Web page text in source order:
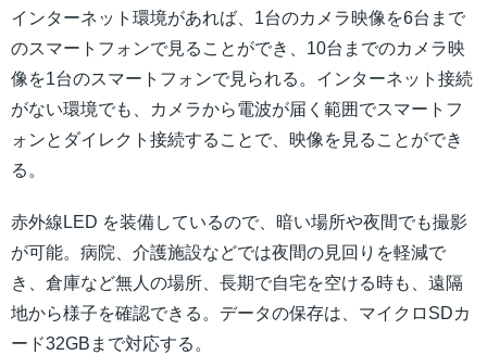
インターネット環境があれば、1台のカメラ映像を6台まで
のスマートフォンで見ることができ、10台までのカメラ映
像を1台のスマートフォンで見られる。インターネット接続
がない環境でも、カメラから電波が届く範囲でスマートフ
ォンとダイレクト接続することで、映像を見ることができ
る。
赤外線LED を装備しているので、暗い場所や夜間でも撮影
が可能。病院、介護施設などでは夜間の見回りを軽減で
き、倉庫など無人の場所、長期で自宅を空ける時も、遠隔
地から様子を確認できる。データの保存は、マイクロSDカ
ード32GBまで対応する。